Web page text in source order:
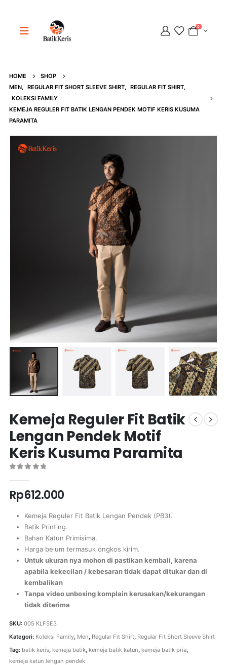
0
HOME
SHOP
MEN, REGULAR FIT SHORT SLEEVE SHIRT, REGULAR FIT SHIRT,
KOLEKSI FAMILY
KEMEJA REGULER FIT BATIK LENGAN PENDEK MOTIF KERIS KUSUMA
PARAMITA
Kemeja Reguler Fit Batik
Lengan Pendek Motif
Keris Kusuma Paramita
Rp612.000
Kemeja Reguler Fit Batik Lengan Pendek (PB3).
Batik Printing.
Bahan Katun Primisima.
Harga belum termasuk ongkos kirim.
Untuk ukuran nya mohon di pastikan kembali, karena
apabila kekecilan / kebesaran tidak dapat ditukar dan di
kembalikan
Tanpa video unboxing komplain kerusakan/kekurangan
tidak diterima
SKU: 005 KLFSE3
Kategori: Koleksi Family, Men, Regular Fit Shirt, Regular Fit Short Sleeve Shirt
Tag: batik keris, kemeja batik, kemeja batik katun kemeja batik pria,
kemeja katun lengan pendek
Adipati
Online